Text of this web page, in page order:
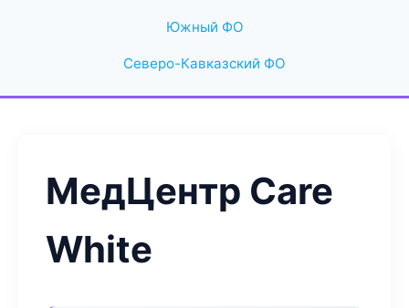
Южный ФО
Северо-Кавказский ФО
МедЦентр Care
White